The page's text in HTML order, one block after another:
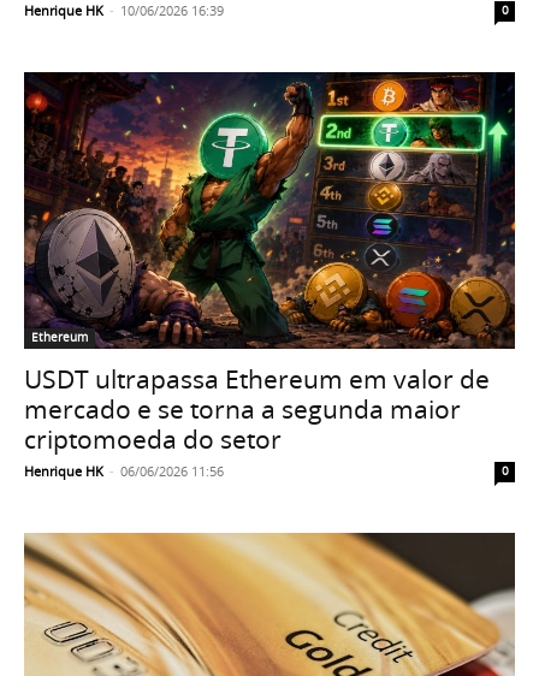
Henrique HK - 10/06/2026 16:39 0
Ethereum
USDT ultrapassa Ethereum em valor de
mercado e se torna a segunda maior
criptomoeda do setor
Henrique HK - 06/06/2026 11:56 0